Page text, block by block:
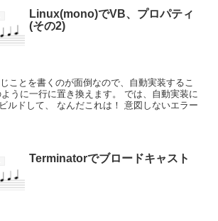
Linux(mono)でVB、プロパティ
(その2)
ことを書くのが面倒なので、自動実装するこ
うに一行に置き換えます。 では、自動実装に
ルドして、 なんだこれは！ 意図しないエラー
Terminatorでブロードキャスト